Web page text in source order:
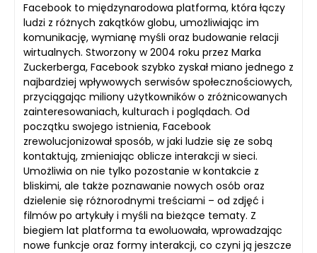
Facebook to międzynarodowa platforma, która łączy
ludzi z różnych zakątków globu, umożliwiając im
komunikację, wymianę myśli oraz budowanie relacji
wirtualnych. Stworzony w 2004 roku przez Marka
Zuckerberga, Facebook szybko zyskał miano jednego z
najbardziej wpływowych serwisów społecznościowych,
przyciągając miliony użytkowników o zróżnicowanych
zainteresowaniach, kulturach i poglądach. Od
początku swojego istnienia, Facebook
zrewolucjonizował sposób, w jaki ludzie się ze sobą
kontaktują, zmieniając oblicze interakcji w sieci.
Umożliwia on nie tylko pozostanie w kontakcie z
bliskimi, ale także poznawanie nowych osób oraz
dzielenie się różnorodnymi treściami – od zdjęć i
filmów po artykuły i myśli na bieżące tematy. Z
biegiem lat platforma ta ewoluowała, wprowadzając
nowe funkcje oraz formy interakcji, co czyni ją jeszcze